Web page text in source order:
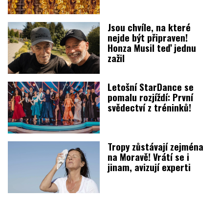
Jsou chvíle, na které
nejde být připraven!
Honza Musil teď jednu
zažil
Letošní StarDance se
pomalu rozjíždí: První
svědectví z tréninků!
Tropy zůstávají zejména
na Moravě! Vrátí se i
jinam, avizují experti